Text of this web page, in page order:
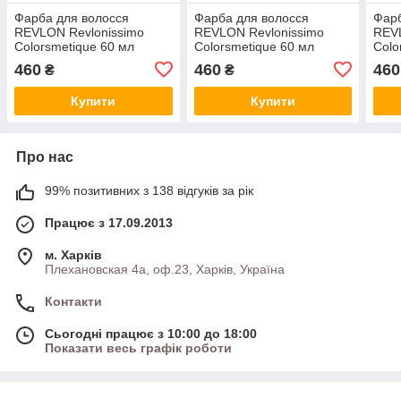
Фарба для волосся
REVLON Revlonissimo
Colorsmetique 60 мл
No7.13 Середній бежевий
блонд
460 ₴
Купити
Фарба для волосся
REVLON Revlonissimo
Colorsmetique 60 мл
No8.23 Світлий перлинно-
бежевий блонд
460₴
Купити
460
Про нас
99% позитивних з 138 відгуків за рік
Працює з 17.09.2013
м. Харків
Плехановская 4а, оф.23, Харків, Україна
Контакти
Сьогодні працює з 10:00 до 18:00
Показати весь графік роботи